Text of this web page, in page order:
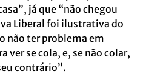
já que “não chegou
Liberal foi ilustrativa do
não ter problema em
ver se cola, e, se não colar,
contrário”.